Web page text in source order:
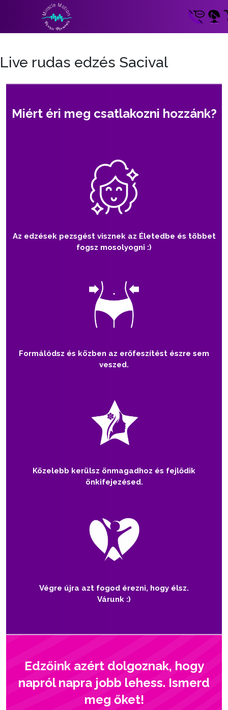
Live rudas edzés Sacival
Miért éri meg csatlakozni hozzánk?
Az edzések pezsgést visznek az Életedbe és többet
fogsz mosolyogni :)
Formálódsz és közben az erőfeszítést észre sem
veszed.
Közelebb kerülsz önmagadhoz és fejlődik
önkifejezésed.
Végre újra azt fogod érezni, hogy élsz.
Várunk :)
Edzőink azért dolgoznak, hogy
napról napra jobb lehess. Ismerd
meg őket!